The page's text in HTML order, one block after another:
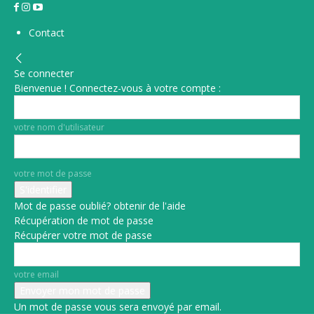
Contact
Se connecter
Bienvenue ! Connectez-vous à votre compte :
votre nom d'utilisateur
votre mot de passe
Mot de passe oublié? obtenir de l'aide
Récupération de mot de passe
Récupérer votre mot de passe
votre email
Un mot de passe vous sera envoyé par email.